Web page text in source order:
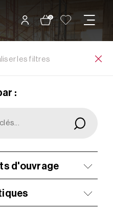
0
les filtres
:
d'ouvrage
à votre
les plus
grâce aux